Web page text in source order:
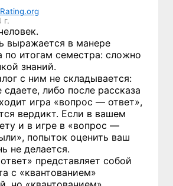
г.
выражается в манере
по итогам семестра: сложно
знаний.
с ним не складывается:
либо после рассказа
игра «вопрос — ответ»,
вердикт. Если в вашем
и в игре в «вопрос —
попыток оценить ваш
не делается.
представляет собой
с «квантованием»